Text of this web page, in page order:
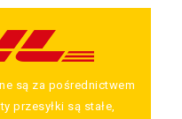
są za pośrednictwem
przesyłki są stałe,